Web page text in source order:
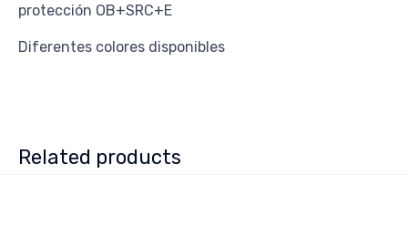
protección OB+SRC+E
Diferentes colores disponibles
Related products